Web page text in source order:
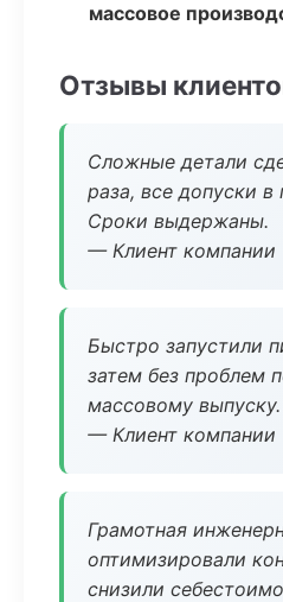
массовое
Отзывы
Сложные детали
раза, все допуски в
Сроки выдержаны.
— Клиент компании
Быстро запустили
затем без проблем
массовому выпуску.
— Клиент компании
Грамотная
оптимизировали
снизили